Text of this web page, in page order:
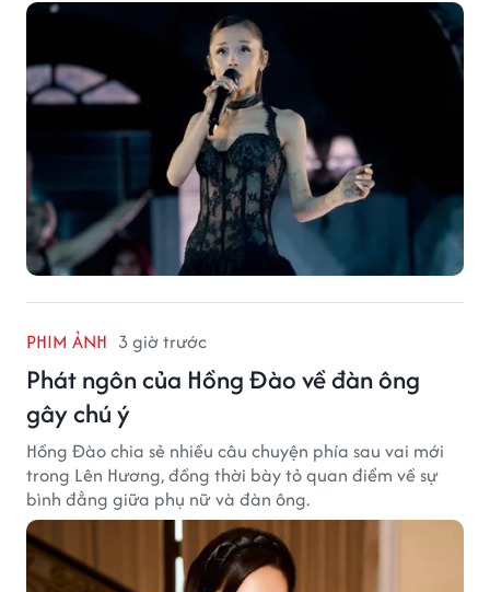
PHIM ẢNH 3 giờ trước
Phát ngôn của Hồng Đào về đàn ông
gây chú ý
Hồng Đào chia sẻ nhiều câu chuyện phía sau vai mới
trong Lên Hương, đồng thời bày tỏ quan điểm về sự
bình đẳng giữa phụ nữ và đàn ông.